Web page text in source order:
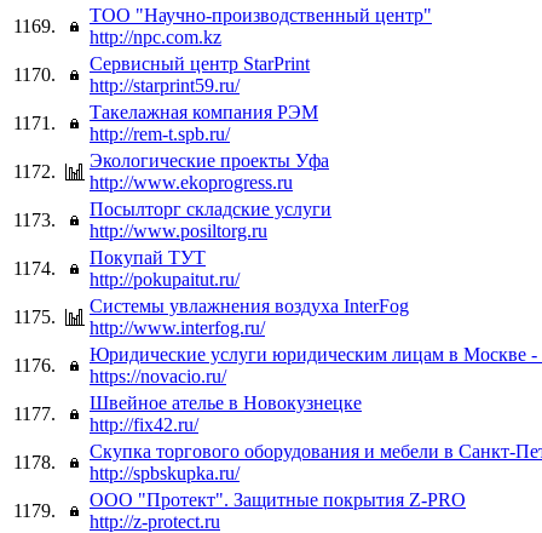
1169.
ТОО "Научно-производственный центр"
http://npc.com.kz
1170.
Сервисный центр StarPrint
http://starprint59.ru/
1171.
Такелажная компания РЭМ
http://rem-t.spb.ru/
1172.
Экологические проекты Уфа
http://www.ekoprogress.ru
1173.
Посылторг складские услуги
http://www.posiltorg.ru
1174.
Покупай ТУТ
http://pokupaitut.ru/
1175.
Системы увлажнения воздуха InterFog
http://www.interfog.ru/
1176.
Юридические услуги юридическим лицам в
https://novacio.ru/
1177.
Швейное ателье в Новокузнецке
http://fix42.ru/
1178.
Скупка торгового оборудования и мебели в Санкт-
http://spbskupka.ru/
1179.
ООО "Протект". Защитные покрытия Z-PRO
http://z-protect.ru